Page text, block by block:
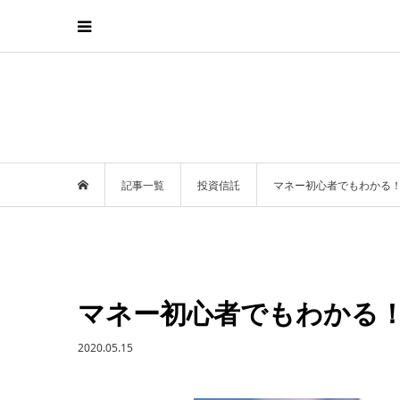
記事一覧 投資信託 マネー初心者でもわかる
マネー初心者でもわかる
2020.05.15